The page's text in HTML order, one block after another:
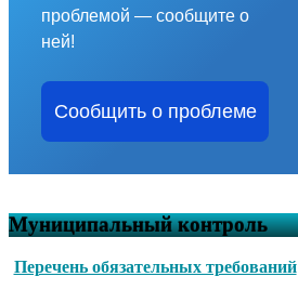
проблемой — сообщите о
ней!
Сообщить о проблеме
Муниципальный контроль
Перечень обязательных требований